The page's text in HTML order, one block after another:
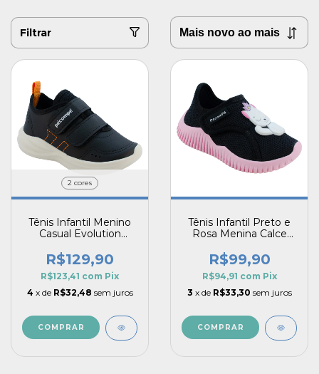
Filtrar
2 cores
Tênis Infantil Menino
Casual Evolution
com Pé Fechamento
Prático
R$129,90
R$123,41 com Pix
4 x de R$32,48 sem juros
COMPRAR
Tênis Infantil Preto e
Rosa Menina Calce
Estilo Pé com Pé
R$99,90
R$94,91 com Pix
3 x de R$33,30 sem juros
COMPRAR